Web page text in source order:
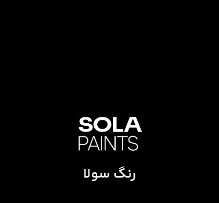
رنگ سولا